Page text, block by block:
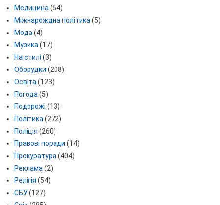
Медицина (54)
Міжнарождна політика (5)
Мода (4)
Музика (17)
На стилі (3)
Оборудки (208)
Освіта (123)
Погода (5)
Подорожі (13)
Політика (272)
Поліція (260)
Правові поради (14)
Прокуратура (404)
Реклама (2)
Релігія (54)
СБУ(127)